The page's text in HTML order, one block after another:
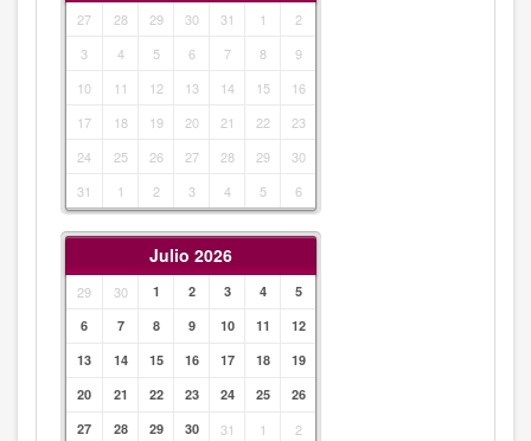
27 28 29 30 31 1
2
3
4 5 6 7 8
9
10
11 12 13 14 15
16
17
18 19 20 21 22
23
24
25 26 27 28 29
30
31
1 2 3 4 5 6
Julio 2026
29 30 1 2 3 4
5
6
7 8 9 10 11
12
13
14 15 16 17 18
19
20
21 22 23 24 25
26
27
28 29 30 31 1 2